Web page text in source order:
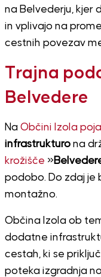
na Belvederju, kjer
in vplivajo na
cestnih povezav
Trajna
Belvedere
Na Občini Izola
infrastrukturona
krožišče »
podobo. Do zdaj je
montažno.
Občina Izola ob
dodatne
cestah, ki se
poteka izgradnja